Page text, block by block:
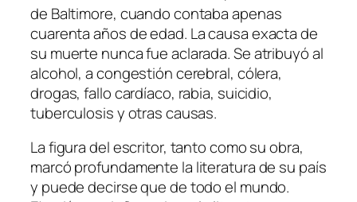
de Baltimore, cuando contaba apenas
cuarenta años de edad. La causa exacta de
su muerte nunca fue aclarada. Se atribuyó al
alcohol, a congestión cerebral, cólera,
drogas, fallo cardíaco, rabia, suicidio,
tuberculosis y otras causas.
La figura del escritor, tanto como su obra,
marcó profundamente la literatura de su país
y puede decirse que de todo el mundo.